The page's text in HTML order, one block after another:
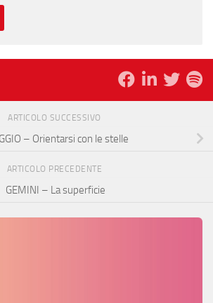
ARTICOLO SUCCESSIVO
– Orientarsi con le stelle
ARTICOLO PRECEDENTE
GEMINI – La superficie